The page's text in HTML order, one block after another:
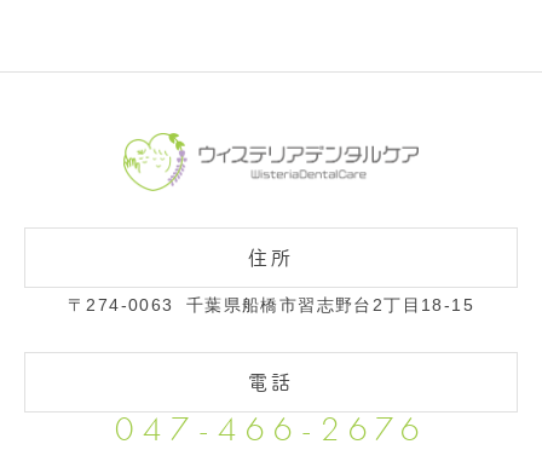
〒274-0063 千葉県船橋市習志野台2丁目18-15
047-466-2676